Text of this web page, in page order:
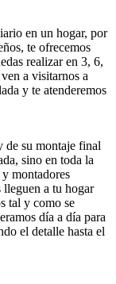
en un hogar, por
te ofrecemos
realizar en 3, 6,
a visitarnos a
y te atenderemos
de su montaje final
sino en toda la
montadores
lleguen a tu hogar
tal y como se
día a día para
el detalle hasta el